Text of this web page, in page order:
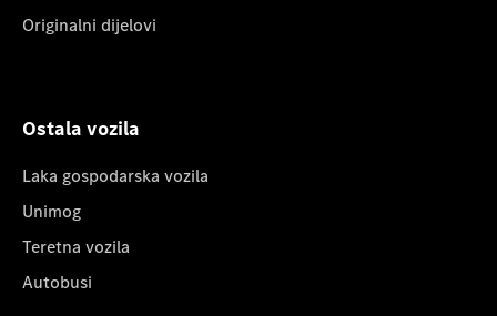
Originalni dijelovi
Ostala vozila
Laka gospodarska vozila
Unimog
Teretna vozila
Autobusi